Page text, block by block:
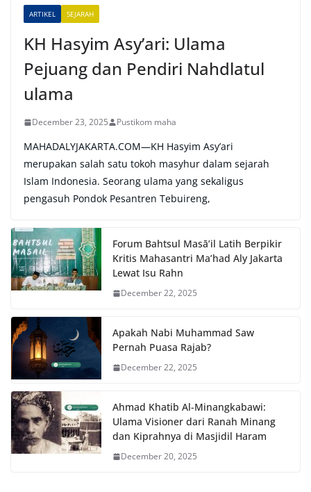
ARTIKEL SEJARAH
KH Hasyim Asy’ari: Ulama
Pejuang dan Pendiri Nahdlatul
ulama
December 23, 2025 Pustikom maha
MAHADALYJAKARTA.COM—KH Hasyim Asy’ari
merupakan salah satu tokoh masyhur dalam sejarah
Islam Indonesia. Seorang ulama yang sekaligus
pengasuh Pondok Pesantren Tebuireng,
Forum Bahtsul Masā’il Latih Berpikir
Kritis Mahasantri Ma’had Aly Jakarta
Lewat Isu Rahn
December 22, 2025
Apakah Nabi Muhammad Saw
Pernah Puasa Rajab?
December 22, 2025
Ahmad Khatib Al-Minangkabawi:
Ulama Visioner dari Ranah Minang
dan Kiprahnya di Masjidil Haram
December 20, 2025